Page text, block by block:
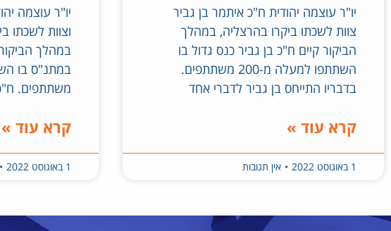
יו"ר עוצמה יהודית ח"כ איתמר בן גביר
צוות לשכתו ביקרו בהרצליה, במהלך
הביקור קיים ח"כ בן גביר כנס גדול בו
השתתפו למעלה מ-200 משתתפים.
בדבריו התייחס בן גביר לדברי אחד
קרא עוד »
1 באוגוסט 2022 אין תגובות
יו"ר עוצמה
וצוות לשכתו
במהלך
משתתפים. ח"כ
קרא עוד »
1 באוגוסט 2022